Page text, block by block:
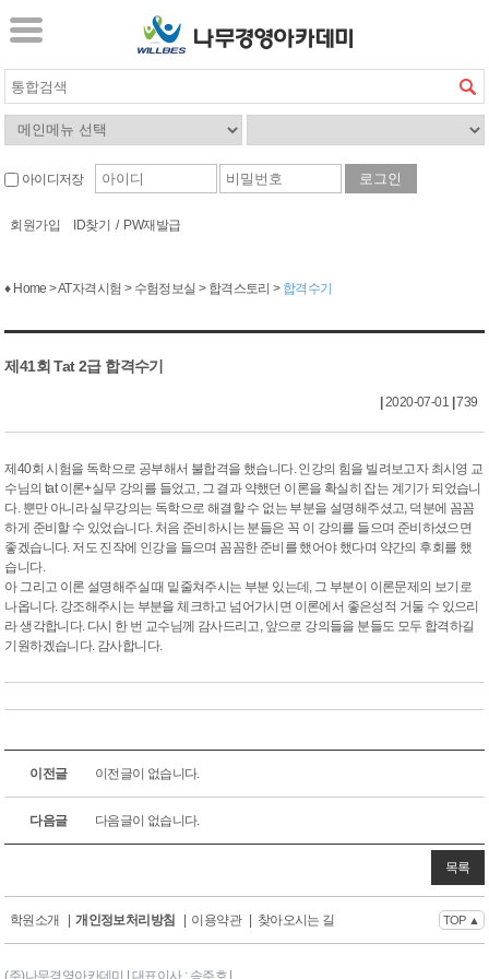
아이디저장
회원가입 ID찾기 / PW재발급
♦ Home > AT자격시험 > 수험정보실 > 합격스토리 > 합격수기
제41회 Tat 2급 합격수기
|2020-07-01 |739
제40회 시험을 독학으로 공부해서 불합격을 했습니다. 인강의 힘을 빌려보고자 최시영 교
수님의 tat 이론+실무 강의를 들었고, 그 결과 약했던 이론을 확실히 잡는 계기가 되었습니
다. 뿐만 아니라 실무강의는 독학으로 해결할 수 없는 부분을 설명해주셨고, 덕분에 꼼꼼
하게 준비할 수 있었습니다. 처음 준비하시는 분들은 꼭 이 강의를 들으며 준비하셨으면
좋겠습니다. 저도 진작에 인강을 들으며 꼼꼼한 준비를 했어야 했다며 약간의 후회를 했
습니다.
아 그리고 이론 설명해주실 때 밑줄쳐주시는 부분 있는데, 그 부분이 이론문제의 보기로
나옵니다. 강조해주시는 부분을 체크하고 넘어가시면 이론에서 좋은성적 거둘 수 있으리
라 생각합니다. 다시 한 번 교수님께 감사드리고, 앞으로 강의들을 분들도 모두 합격하길
기원하겠습니다. 감사합니다.
이전글 이전글이 없습니다.
다음글 다음글이 없습니다.
목록
학원소개 | 개인정보처리방침 | 이용약관 | 찾아오시는 길 TOP ▲
(주)나무경영아카데미 | 대표이사 : 송주호 |